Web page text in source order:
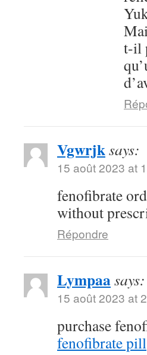
t-il
Vgwrjksays:
15 août 2023 at
fenofibrate
without
Répondre
Lympaasays:
15 août 2023 at
purchase
fenofibrate pill